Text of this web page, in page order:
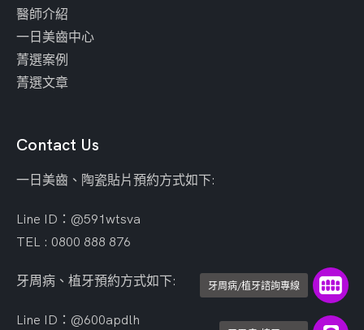
牙周病/植牙諮詢專線
醫師介紹
一日美齒中心
菁選案例
菁選文章
Contact Us
一日美齒、陶瓷貼片預約方式如下:
Line ID：@591wtsva
TEL : 0800 888 876
牙周病、植牙預約方式如下:
Line ID：@600apdlh